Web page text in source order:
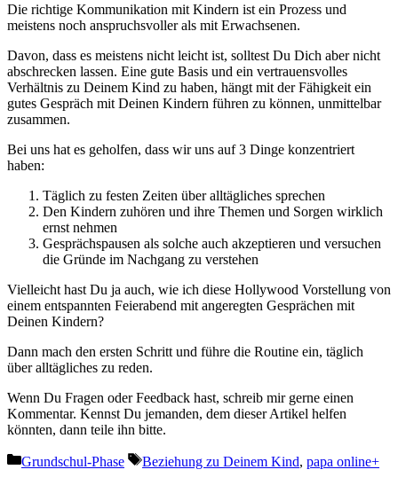
Die richtige Kommunikation mit Kindern ist ein Prozess und
meistens noch anspruchsvoller als mit Erwachsenen.
Davon, dass es meistens nicht leicht ist, solltest Du Dich aber nicht
abschrecken lassen. Eine gute Basis und ein vertrauensvolles
Verhältnis zu Deinem Kind zu haben, hängt mit der Fähigkeit ein
gutes Gespräch mit Deinen Kindern führen zu können, unmittelbar
zusammen.
Bei uns hat es geholfen, dass wir uns auf 3 Dinge konzentriert
haben:
Täglich zu festen Zeiten über alltägliches sprechen
Den Kindern zuhören und ihre Themen und Sorgen wirklich
ernst nehmen
Gesprächspausen als solche auch akzeptieren und versuchen
die Gründe im Nachgang zu verstehen
Vielleicht hast Du ja auch, wie ich diese Hollywood Vorstellung von
einem entspannten Feierabend mit angeregten Gesprächen mit
Deinen Kindern?
Dann mach den ersten Schritt und führe die Routine ein, täglich
über alltägliches zu reden.
Wenn Du Fragen oder Feedback hast, schreib mir gerne einen
Kommentar. Kennst Du jemanden, dem dieser Artikel helfen
könnten, dann teile ihn bitte.
Kategorien
Grundschul-Phase Schlagwörter
Beziehung zu Deinem Kind, papa online+